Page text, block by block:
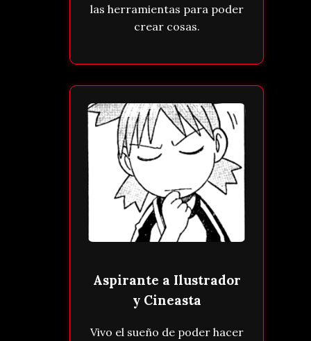
las herramientas para poder
crear cosas.
Aspirante a Ilustrador
y Cineasta
Vivo el sueño de poder hacer